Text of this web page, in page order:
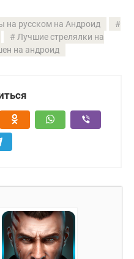
на русском на Андроид
Лучшие стрелялки на
на андроид